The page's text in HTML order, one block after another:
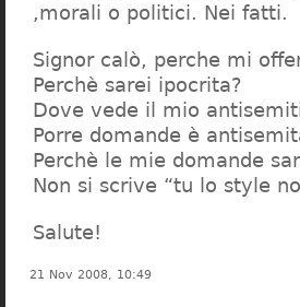
,morali o politici. Nei fatti.
Signor calò, perche mi
Perchè sarei ipocrita?
Dove vede il mio
Porre domande è
Perchè le mie domande
Non si scrive “tu lo style
Salute!
21 Nov 2008, 10:49